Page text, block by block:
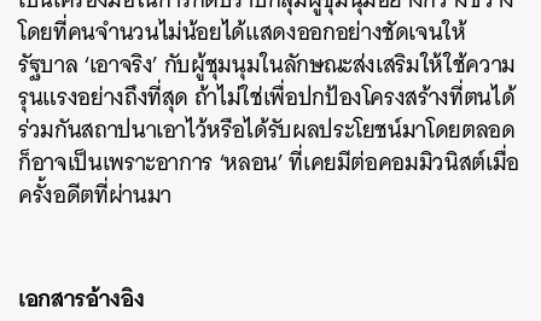
โดยที่คนจำนวนไม่น้อยได้แสดงออกอย่างชัดเจนให้
รัฐบาล ‘เอาจริง’ กับผู้ชุมนุมในลักษณะส่งเสริมให้ใช้ความ
รุนแรงอย่างถึงที่สุด ถ้าไม่ใช่เพื่อปกป้องโครงสร้างที่ตนได้
ร่วมกันสถาปนาเอาไว้หรือได้รับผลประโยชน์มาโดยตลอด
ก็อาจเป็นเพราะอาการ ‘หลอน’ ที่เคยมีต่อคอมมิวนิสต์เมื่อ
ครั้งอดีตที่ผ่านมา
เอกสารอ้างอิง